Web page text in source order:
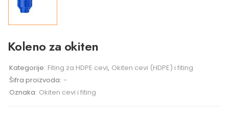
Koleno za okiten
Kategorije: Fiting za HDPE cevi, Okiten cevi (HDPE) i fiting
Šifra proizvoda: -
Oznaka: Okiten cevi i fiting